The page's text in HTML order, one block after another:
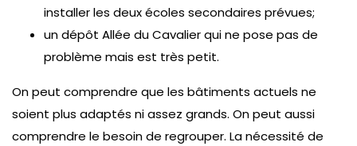
installer les deux écoles secondaires prévues;
un dépôt Allée du Cavalier qui ne pose pas de
problème mais est très petit.
On peut comprendre que les bâtiments actuels ne
soient plus adaptés ni assez grands. On peut aussi
comprendre le besoin de regrouper. La nécessité de